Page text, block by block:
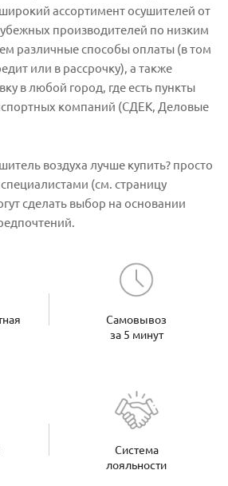
ассортимент осушителей от
производителей по низким
различные способы оплаты (в том
или в рассрочку), а также
в любой город, где есть пункты
компаний (СДЕК, Деловые
воздуха лучше купить? просто
(см. страницу
сделать выбор на основании
Самовывоз
за 5 минут
Система
лояльности